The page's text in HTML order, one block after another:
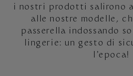
i nostri prodotti salirono
alle nostre modelle,
passerella indossando
lingerie: un gesto di
l’epoca!